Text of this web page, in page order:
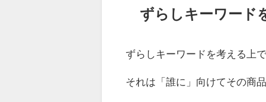
ずらしキーワード
ずらしキーワードを考える上
それは「誰に」向けてその商